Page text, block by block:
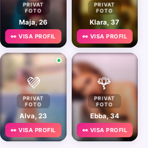
PRIVAT
FOTO
Maja, 26
👀 VISA PROFIL
PRIVAT
FOTO
Klara, 37
👀 VISA PROFIL
💜
PRIVAT
FOTO
Alva, 23
👀 VISA PROFIL
🌹
PRIVAT
FOTO
Ebba, 34
👀 VISA PROFIL